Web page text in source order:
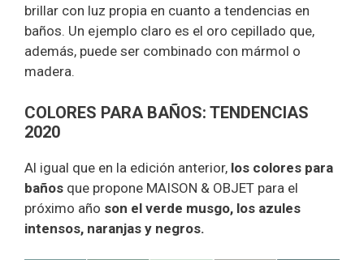
brillar con luz propia en cuanto a tendencias en
baños. Un ejemplo claro es el oro cepillado que,
además, puede ser combinado con mármol o
madera.
COLORES PARA BAÑOS: TENDENCIAS
2020
Al igual que en la edición anterior, los colores para
baños que propone MAISON & OBJET para el
próximo año son el verde musgo, los azules
intensos, naranjas y negros.